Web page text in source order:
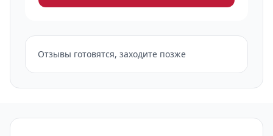
Отзывы готовятся, заходите позже